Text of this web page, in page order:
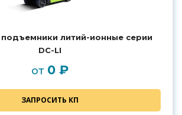
литий-ионные серии
DC-LI
от 0 ₽
ЗАПРОСИТЬ КП